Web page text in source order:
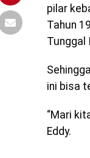
pilar
Tahun
Tunggal
ini bisa
“Mari
Eddy.